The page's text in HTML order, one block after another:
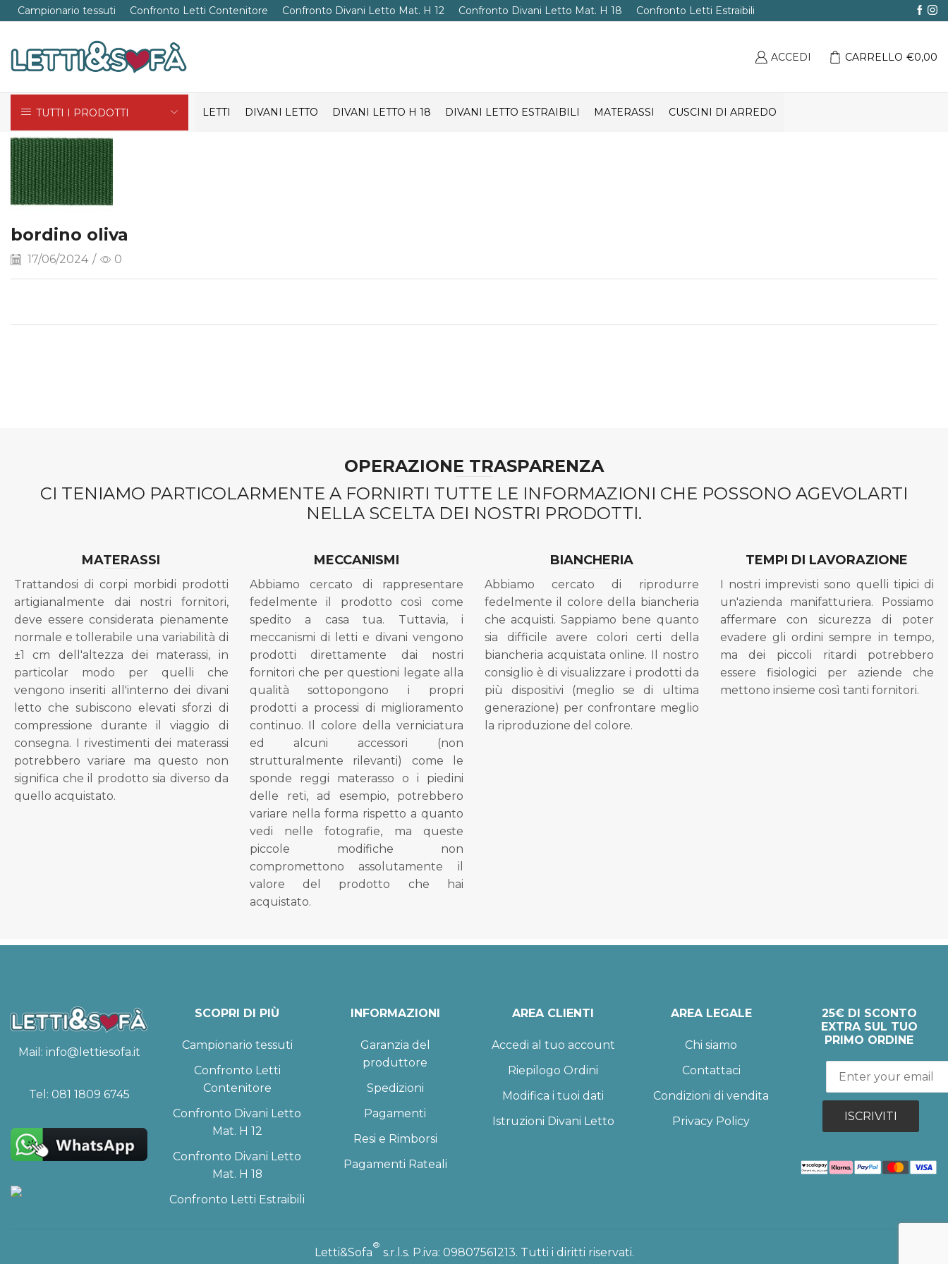
Campionario tessuti Confronto Letti Contenitore Confronto Divani Letto Mat. H 12 Confronto Divani Letto Mat. H 18 Confronto Letti Estraibili
ACCEDI CARRELLO €0,00
TUTTI I PRODOTTI LETTI DIVANI LETTO DIVANI LETTO H 18 DIVANI LETTO ESTRAIBILI MATERASSI CUSCINI DI ARREDO
bordino oliva
17/06/2024 / 0
OPERAZIONE TRASPARENZA
CI TENIAMO PARTICOLARMENTE A FORNIRTI TUTTE LE INFORMAZIONI CHE POSSONO AGEVOLARTI
NELLA SCELTA DEI NOSTRI PRODOTTI.
MATERASSI
Trattandosi di corpi morbidi prodotti
artigianalmente dai nostri fornitori,
deve essere considerata pienamente
normale e tollerabile una variabilità di
±1 cm dell'altezza dei materassi, in
particolar modo per quelli che
vengono inseriti all'interno dei divani
letto che subiscono elevati sforzi di
compressione durante il viaggio di
consegna. I rivestimenti dei materassi
potrebbero variare ma questo non
significa che il prodotto sia diverso da
quello acquistato.
MECCANISMI
Abbiamo cercato di rappresentare
fedelmente il prodotto così come
spedito a casa tua. Tuttavia, i
meccanismi di letti e divani vengono
prodotti direttamente dai nostri
fornitori che per questioni legate alla
qualità sottopongono i propri
prodotti a processi di miglioramento
continuo. Il colore della verniciatura
ed alcuni accessori (non
strutturalmente rilevanti) come le
sponde reggi materasso o i piedini
delle reti, ad esempio, potrebbero
variare nella forma rispetto a quanto
vedi nelle fotografie, ma queste
piccole modifiche non
compromettono assolutamente il
valore del prodotto che hai
acquistato.
BIANCHERIA
Abbiamo cercato di riprodurre
fedelmente il colore della biancheria
che acquisti. Sappiamo bene quanto
sia difficile avere colori certi della
biancheria acquistata online. Il nostro
consiglio è di visualizzare i prodotti da
più dispositivi (meglio se di ultima
generazione) per confrontare meglio
la riproduzione del colore.
TEMPI DI LAVORAZIONE
I nostri imprevisti sono quelli tipici di
un'azienda manifatturiera. Possiamo
affermare con sicurezza di poter
evadere gli ordini sempre in tempo,
ma dei piccoli ritardi potrebbero
essere fisiologici per aziende che
mettono insieme così tanti fornitori.
Mail: info@lettiesofa.it
Tel: 081 1809 6745
SCOPRI DI PIÙ
Campionario tessuti
Confronto Letti
Contenitore
Confronto Divani Letto
Mat. H 12
Confronto Divani Letto
Mat. H 18
Confronto Letti Estraibili
INFORMAZIONI
Garanzia del
produttore
Spedizioni
Pagamenti
Resi e Rimborsi
Pagamenti Rateali
AREA CLIENTI
Accedi al tuo account
Riepilogo Ordini
Modifica i tuoi dati
Istruzioni Divani Letto
AREA LEGALE
Chi siamo
Contattaci
Condizioni di vendita
Privacy Policy
25€ DI SCONTO
EXTRA SUL TUO
PRIMO ORDINE
ISCRIVITI
Letti&Sofa
®
s.r.l.s. P.iva: 09807561213. Tutti i diritti riservati.